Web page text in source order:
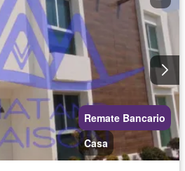
Remate Bancario
Casa